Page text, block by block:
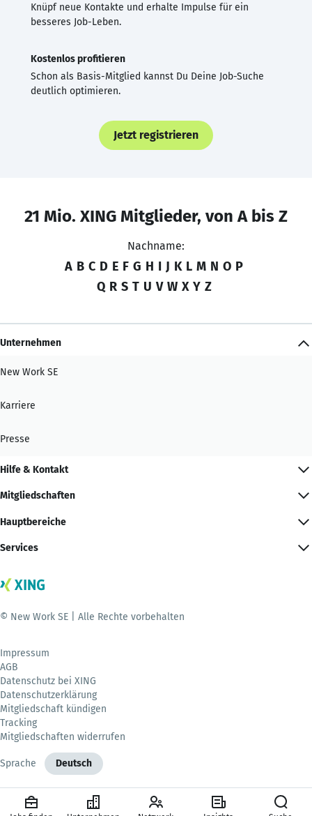
Knüpf neue Kontakte und erhalte Impulse für ein
besseres Job-Leben.
Kostenlos profitieren
Schon als Basis-Mitglied kannst Du Deine Job-Suche
deutlich optimieren.
Jetzt registrieren
21 Mio. XING Mitglieder, von A bis Z
Nachname:
A B C D E F G H I J K L M N O P
Q R S T U V W X Y Z
Unternehmen
New Work SE
Karriere
Presse
Hilfe & Kontakt
Mitgliedschaften
Hauptbereiche
Services
© New Work SE | Alle Rechte vorbehalten
Impressum
AGB
Datenschutz bei XING
Datenschutzerklärung
Mitgliedschaft kündigen
Tracking
Mitgliedschaften widerrufen
Sprache Deutsch